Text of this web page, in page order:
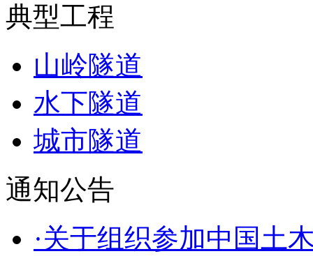
典型工程
山岭隧道
水下隧道
城市隧道
通知公告
·关于组织参加中国土